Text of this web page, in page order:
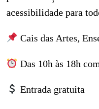
acessibilidade para
Cais das Artes,
Das 10h às 18h
Entrada gratuita